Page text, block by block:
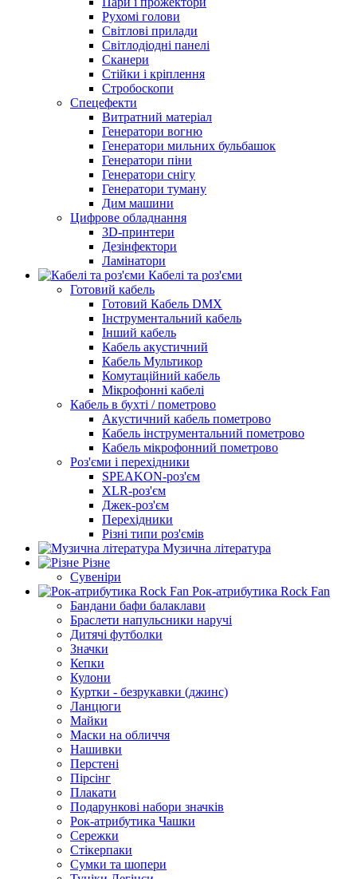
Рухомі голови
Світлові прилади
Світлодіодні панелі
Сканери
Стійки і кріплення
Стробоскопи
Спецефекти
Витратний матеріал
Генератори вогню
Генератори мильних бульбашок
Генератори піни
Генератори снігу
Генератори туману
Дим машини
Цифрове обладнання
3D-принтери
Дезінфектори
Ламінатори
Кабелі та роз'єми
Готовий кабель
Готовий Кабель DMX
Інструментальний кабель
Інший кабель
Кабель акустичний
Кабель Мультикор
Комутаційний кабель
Мікрофонні кабелі
Кабель в бухті / пометрово
Акустичний кабель пометрово
Кабель інструментальний пометрово
Кабель мікрофонний пометрово
Роз'єми і перехідники
SPEAKON-роз'єм
XLR-роз'єм
Джек-роз'єм
Перехідники
Різні типи роз'ємів
Музична література
Різне
Сувеніри
Рок-атрибутика Rock Fan
Бандани бафи балаклави
Браслети напульсники наручі
Дитячі футболки
Значки
Кепки
Кулони
Куртки - безрукавки (джинс)
Ланцюги
Майки
Маски на обличчя
Нашивки
Перстені
Пірсінг
Плакати
Подарункові набори значків
Рок-атрибутика Чашки
Сережки
Стікерпаки
Сумки та шопери